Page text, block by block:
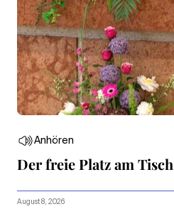
Anhören
Der freie Platz am Tisch
August 8, 2026